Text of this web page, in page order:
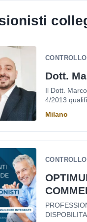
Dott.
Il Dott.
4/2013
Milano